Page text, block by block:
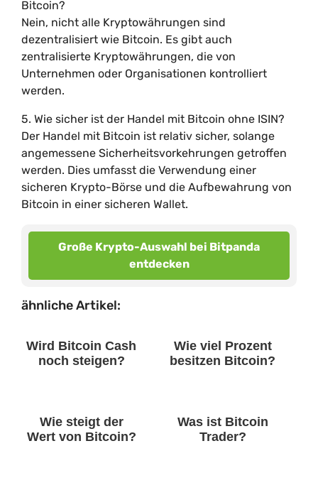
Bitcoin?
Nein, nicht alle Kryptowährungen sind
dezentralisiert wie Bitcoin. Es gibt auch
zentralisierte Kryptowährungen, die von
Unternehmen oder Organisationen kontrolliert
werden.
5. Wie sicher ist der Handel mit Bitcoin ohne ISIN?
Der Handel mit Bitcoin ist relativ sicher, solange
angemessene Sicherheitsvorkehrungen getroffen
werden. Dies umfasst die Verwendung einer
sicheren Krypto-Börse und die Aufbewahrung von
Bitcoin in einer sicheren Wallet.
Große Krypto-Auswahl bei Bitpanda
entdecken
ähnliche Artikel:
Wird Bitcoin Cash
noch steigen?
Wie viel Prozent
besitzen Bitcoin?
Wie steigt der
Wert von Bitcoin?
Was ist Bitcoin
Trader?